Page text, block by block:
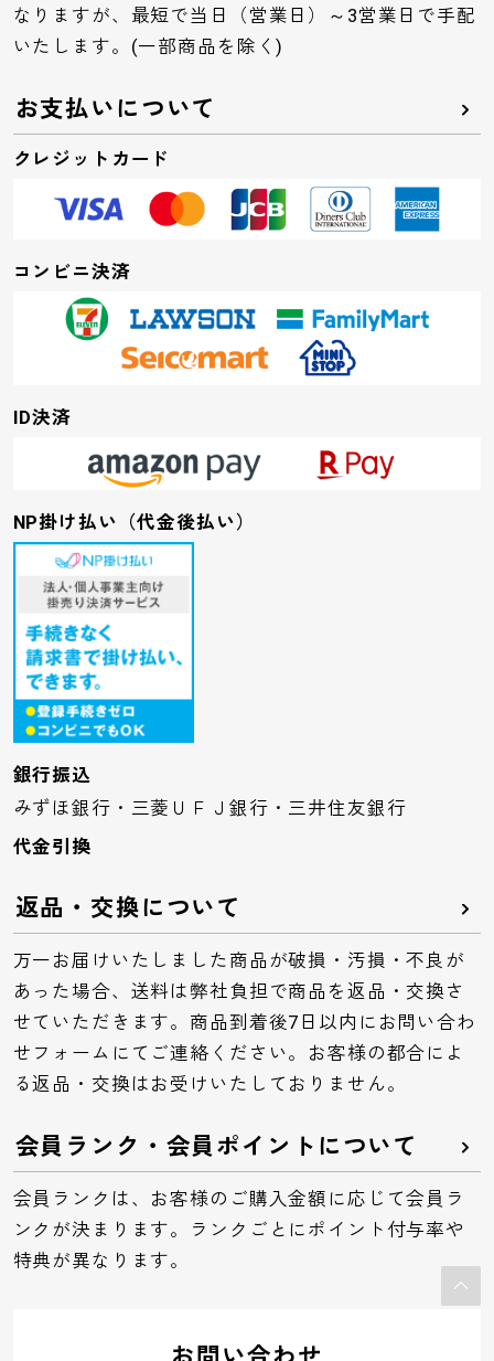
なりますが、最短で当日（営業日）～3営業日で手配
いたします。(一部商品を除く)
お支払いについて
クレジットカード
コンビニ決済
ID決済
NP掛け払い（代金後払い）
銀行振込
みずほ銀行・三菱ＵＦＪ銀行・三井住友銀行
代金引換
返品・交換について
万一お届けいたしました商品が破損・汚損・不良が
あった場合、送料は弊社負担で商品を返品・交換さ
せていただきます。商品到着後7日以内にお問い合わ
せフォームにてご連絡ください。お客様の都合によ
る返品・交換はお受けいたしておりません。
会員ランク・会員ポイントについて
会員ランクは、お客様のご購入金額に応じて会員ラ
ンクが決まります。ランクごとにポイント付与率や
特典が異なります。